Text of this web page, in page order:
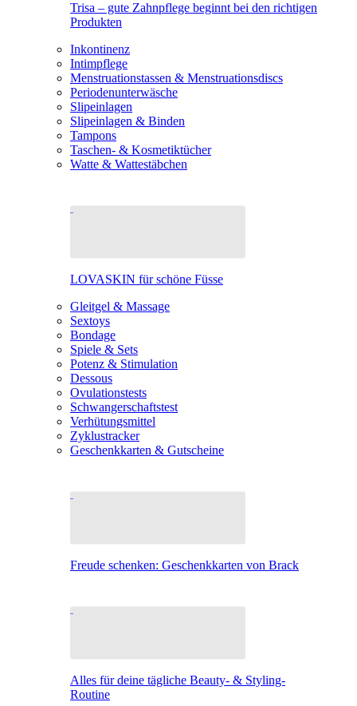
Trisa – gute Zahnpflege beginnt bei den richtigen
Produkten
Inkontinenz
Intimpflege
Menstruationstassen & Menstruationsdiscs
Periodenunterwäsche
Slipeinlagen
Slipeinlagen & Binden
Tampons
Taschen- & Kosmetiktücher
Watte & Wattestäbchen
LOVASKIN für schöne Füsse
Gleitgel & Massage
Sextoys
Bondage
Spiele & Sets
Potenz & Stimulation
Dessous
Ovulationstests
Schwangerschaftstest
Verhütungsmittel
Zyklustracker
Geschenkkarten & Gutscheine
Freude schenken: Geschenkkarten von Brack
Alles für deine tägliche Beauty- & Styling-
Routine